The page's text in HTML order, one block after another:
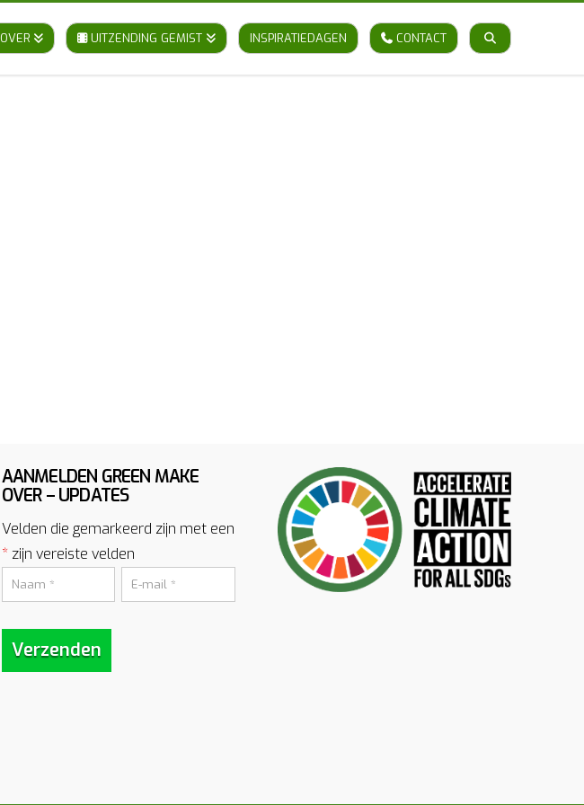
OVER UITZENDING GEMIST INSPIRATIEDAGEN CONTACT
AANMELDEN GREEN MAKE
OVER – UPDATES
Velden die gemarkeerd zijn met een
*zijn vereiste velden